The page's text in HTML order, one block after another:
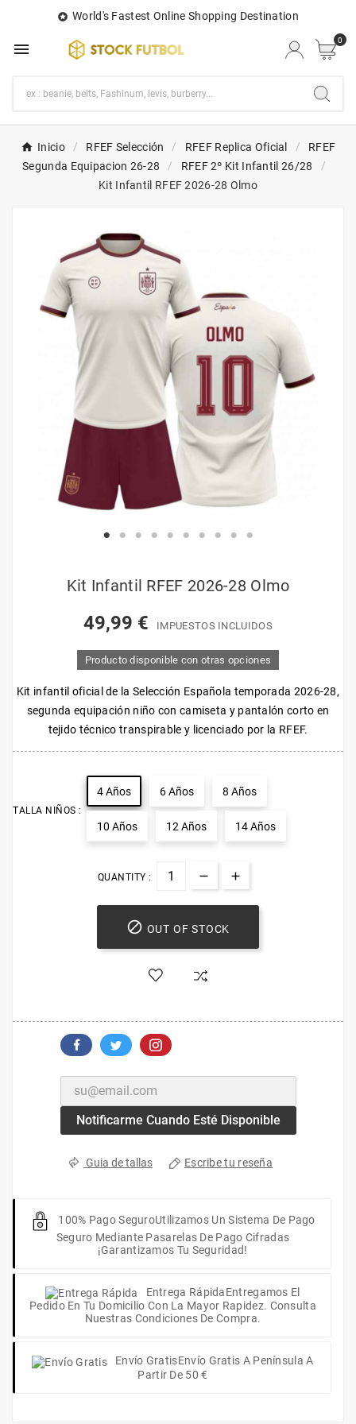
 World's Fastest Online Shopping Destination
 0
Inicio RFEF Selección RFEF Replica Oficial
RFEF
Segunda Equipacion 26-28
RFEF 2º Kit Infantil 26/28
Kit Infantil RFEF 2026-28 Olmo
Kit Infantil RFEF 2026-28 Olmo
49,99 € IMPUESTOS INCLUIDOS
Producto disponible con otras opciones
Kit infantil oficial de la Selección Española temporada 2026-28,
segunda equipación niño con camiseta y pantalón corto en
tejido técnico transpirable y licenciado por la RFEF.
TALLA NIÑOS :
4 Años 6 Años 8 Años
10 Años 12 Años 14 Años
QUANTITY :
 OUT OF STOCK
Notificarme Cuando Esté Disponible
Guia de tallas Escribe tu reseña
100% Pago SeguroUtilizamos Un Sistema De Pago
Seguro Mediante Pasarelas De Pago Cifradas
¡Garantizamos Tu Seguridad!
Entrega RápidaEntregamos El
Pedido En Tu Domicilio Con La Mayor Rapidez. Consulta
Nuestras Condiciones De Compra.
Envío GratisEnvío Gratis A Península A
Partir De 50 €